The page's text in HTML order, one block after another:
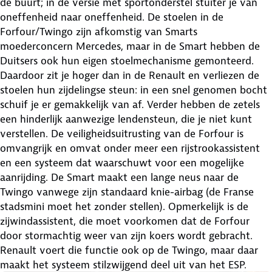
oneffenheid naar oneffenheid. De stoelen in de
Forfour/Twingo zijn afkomstig van Smarts
moederconcern Mercedes, maar in de Smart hebben de
Duitsers ook hun eigen stoelmechanisme gemonteerd.
Daardoor zit je hoger dan in de Renault en verliezen de
stoelen hun zijdelingse steun: in een snel genomen bocht
schuif je er gemakkelijk van af. Verder hebben de zetels
een hinderlijk aanwezige lendensteun, die je niet kunt
verstellen. De veiligheidsuitrusting van de Forfour is
omvangrijk en omvat onder meer een rijstrookassistent
en een systeem dat waarschuwt voor een mogelijke
aanrijding. De Smart maakt een lange neus naar de
Twingo vanwege zijn standaard knie-airbag (de Franse
stadsmini moet het zonder stellen). Opmerkelijk is de
zijwindassistent, die moet voorkomen dat de Forfour
door stormachtig weer van zijn koers wordt gebracht.
Renault voert die functie ook op de Twingo, maar daar
maakt het systeem stilzwijgend deel uit van het ESP.